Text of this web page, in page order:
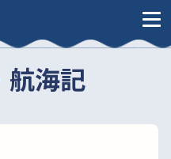
航海記